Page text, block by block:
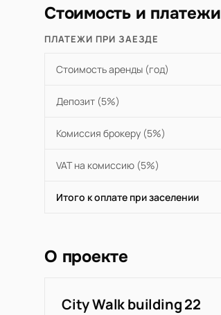
Стоимость и платежи
ПЛАТЕЖИ ПРИ ЗАЕЗДЕ
Стоимость аренды (год)
Депозит (5%)
Комиссия брокеру (5%)
VAT на комиссию (5%)
Итого к оплате при заселении
О проекте
City Walk building 22